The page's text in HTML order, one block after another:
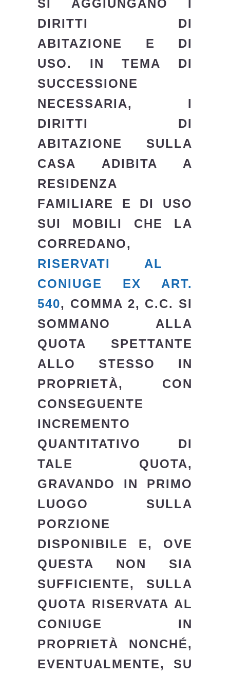
SI AGGIUNGANO I
DIRITTI DI
ABITAZIONE E DI
USO. IN TEMA DI
SUCCESSIONE
NECESSARIA, I
DIRITTI DI
ABITAZIONE SULLA
CASA ADIBITA A
RESIDENZA
FAMILIARE E DI USO
SUI MOBILI CHE LA
CORREDANO,
RISERVATI AL
CONIUGE EX ART.
540, COMMA 2, C.C. SI
SOMMANO ALLA
QUOTA SPETTANTE
ALLO STESSO IN
PROPRIETÀ, CON
CONSEGUENTE
INCREMENTO
QUANTITATIVO DI
TALE QUOTA,
GRAVANDO IN PRIMO
LUOGO SULLA
PORZIONE
DISPONIBILE E, OVE
QUESTA NON SIA
SUFFICIENTE, SULLA
QUOTA RISERVATA AL
CONIUGE IN
PROPRIETÀ NONCHÉ,
EVENTUALMENTE, SU